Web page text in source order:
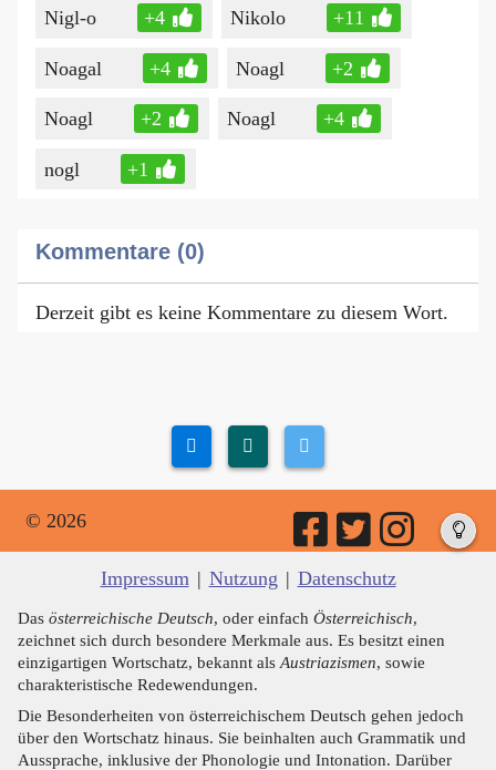
Nigl-o +4 Nikolo +11
Noagal +4 Noagl +2
Noagl +2 Noagl +4
nogl +1
Kommentare (0)
Derzeit gibt es keine Kommentare zu diesem Wort.
© 2026
Impressum | Nutzung | Datenschutz
Das österreichische Deutsch, oder einfach Österreichisch,
zeichnet sich durch besondere Merkmale aus. Es besitzt einen
einzigartigen Wortschatz, bekannt als Austriazismen, sowie
charakteristische Redewendungen.
Die Besonderheiten von österreichischem Deutsch gehen jedoch
über den Wortschatz hinaus. Sie beinhalten auch Grammatik und
Aussprache, inklusive der Phonologie und Intonation. Darüber